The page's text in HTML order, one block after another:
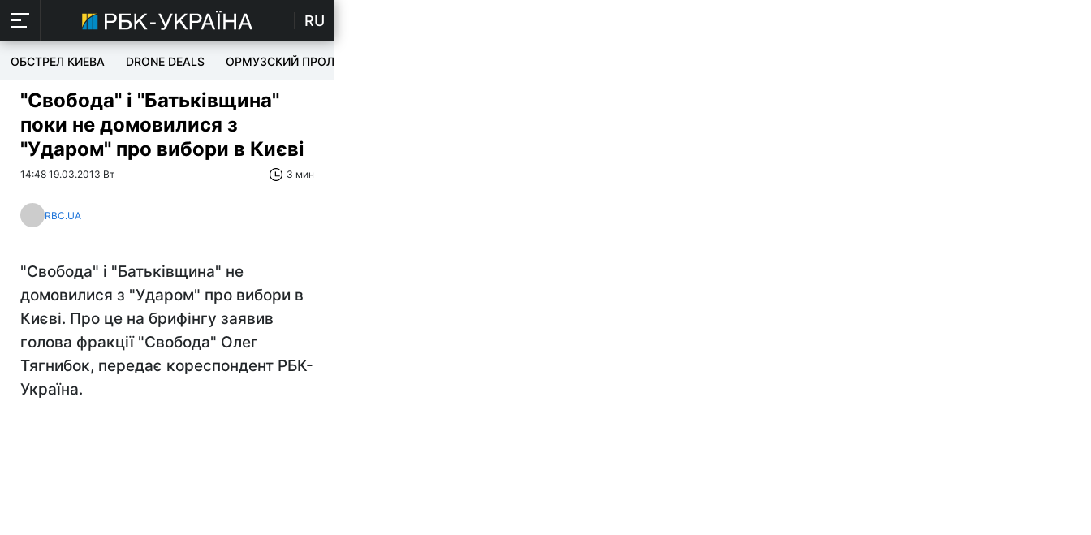
RU
ОБСТРЕЛ КИЕВА DRONE DEALS ОРМУЗСКИЙ ПРОЛИВ
"Свобода" і "Батьківщина"
поки не домовилися з
"Ударом" про вибори в Києві
14:48 19.03.2013 Вт 3 мин
RBC.UA
"Свобода" і "Батьківщина" не
домовилися з "Ударом" про вибори в
Києві. Про це на брифінгу заявив
голова фракції "Свобода" Олег
Тягнибок, передає кореспондент РБК-
Україна.